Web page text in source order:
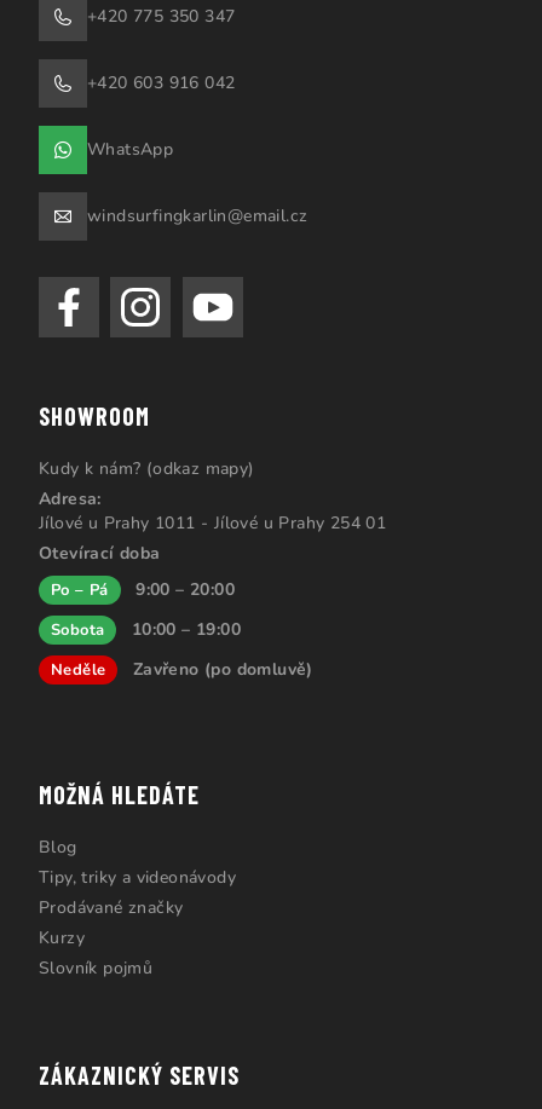
+420 775 350 347
+420 603 916 042
WhatsApp
windsurfingkarlin@email.cz
SHOWROOM
Kudy k nám? (odkaz mapy)
Adresa:
Jílové u Prahy 1011 - Jílové u Prahy 254 01
Otevírací doba
Po – Pá 9:00 – 20:00
Sobota 10:00 – 19:00
Neděle Zavřeno (po domluvě)
MOŽNÁ HLEDÁTE
Blog
Tipy, triky a videonávody
Prodávané značky
Kurzy
Slovník pojmů
ZÁKAZNICKÝ SERVIS